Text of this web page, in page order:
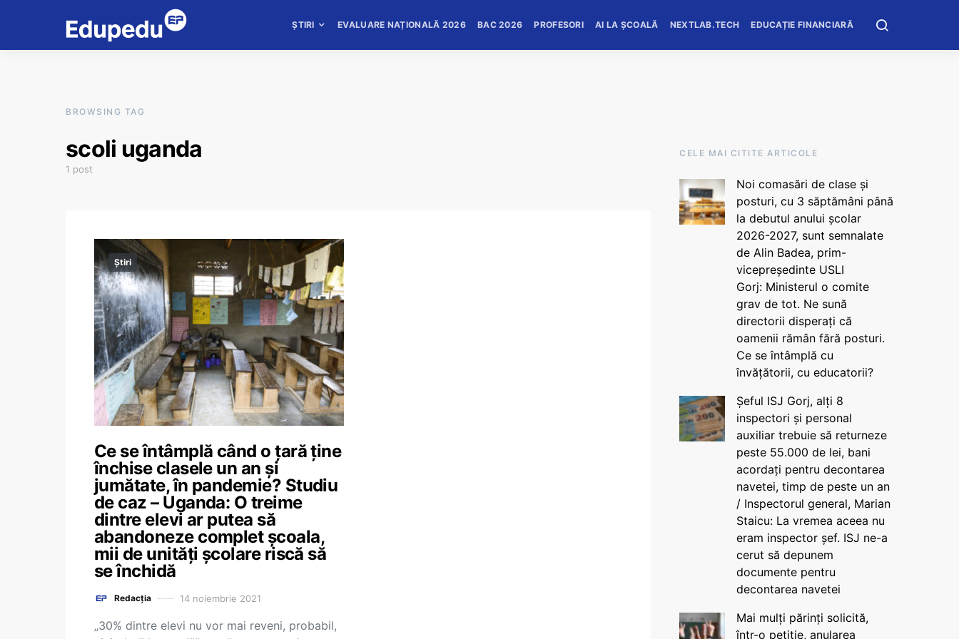
ȘTIRI EVALUARE NAȚIONALĂ 2026 BAC 2026 PROFESORI AI LA ȘCOALĂ NEXTLAB.TECH EDUCAȚIE FINANCIARĂ
BROWSING TAG
scoli uganda
1 post
Știri
Ce se întâmplă când o țară ține
închise clasele un an și
jumătate, în pandemie? Studiu
de caz – Uganda: O treime
dintre elevi ar putea să
abandoneze complet școala,
mii de unități școlare riscă să
se închidă
Redacția 14 noiembrie 2021
„30% dintre elevi nu vor mai reveni, probabil,
CELE MAI CITITE ARTICOLE
Noi comasări de clase și
posturi, cu 3 săptămâni până
la debutul anului școlar
2026-2027, sunt semnalate
de Alin Badea, prim-
vicepreședinte USLI
Gorj: Ministerul o comite
grav de tot. Ne sună
directorii disperați că
oamenii rămân fără posturi.
Ce se întâmplă cu
învățătorii, cu educatorii?
Șeful ISJ Gorj, alți 8
inspectori și personal
auxiliar trebuie să returneze
peste 55.000 de lei, bani
acordați pentru decontarea
navetei, timp de peste un an
/ Inspectorul general, Marian
Staicu: La vremea aceea nu
eram inspector șef. ISJ ne-a
cerut să depunem
documente pentru
decontarea navetei
Mai mulți părinți solicită,
într-o petiție, anularea